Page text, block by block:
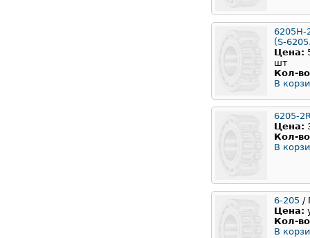
6205H-
(S-
Цена:
шт
Кол-
В
6205-
Цена:
Кол-
В
6-205 /
Цена:
Кол-
В